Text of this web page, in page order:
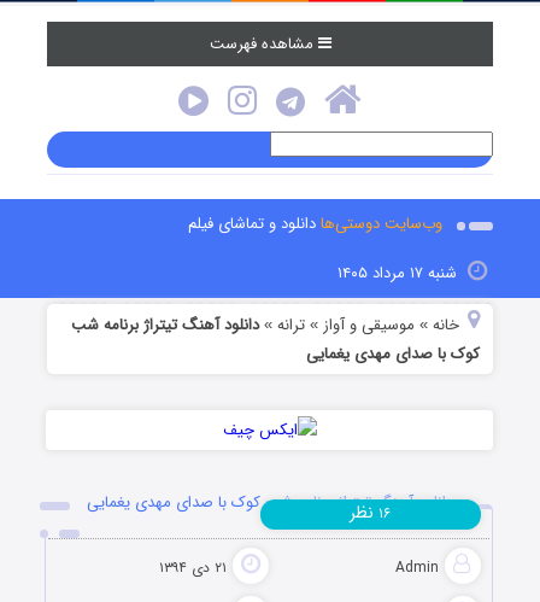
مشاهده فهرست
وب‌سایت دوستی‌هادانلود و تماشای فیلم
شنبه ۱۷ مرداد ۱۴۰۵
خانه » موسیقی و آواز »ترانه »دانلود آهنگ تیتراژ برنامه شب
کوک با صدای مهدی یغمایی
دانلود آهنگ تیتراژ برنامه شب کوک با صدای مهدی یغمایی
Admin ۲۱ دی ۱۳۹۴
۱۶ نظر